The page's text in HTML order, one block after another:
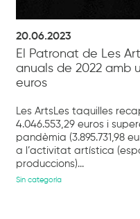
20.06.2023
El Patronat de Les
anuals de 2022 amb
euros
Les ArtsLes taquilles
4.046.553,29 euros i
pandèmia (3.895.731,98
a l’activitat artística
produccions)...
Sin categoría